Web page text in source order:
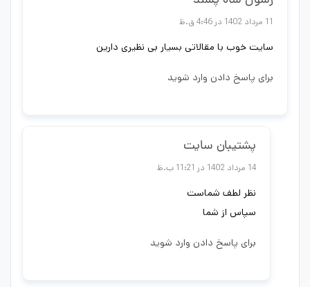
11 مرداد 1402 در 4:46 ق.ظ
سایت خوب با مقالاتی بسیار بی نظیری دارین
برای پاسخ دادن وارد شوید
پشتیبان سایت
14 مرداد 1402 در 11:21 ب.ظ
نظر لطف شماست
سپاس از شما
برای پاسخ دادن وارد شوید